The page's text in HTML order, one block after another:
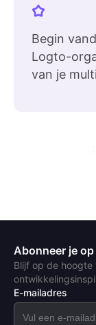
Begin
Logto-
van je
Abonneer je
Blijf op de
E-mailadres